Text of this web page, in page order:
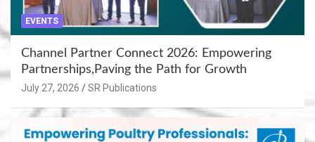
EVENTS
Channel Partner Connect 2026: Empowering
Partnerships,Paving the Path for Growth
July 27, 2026 SR Publications